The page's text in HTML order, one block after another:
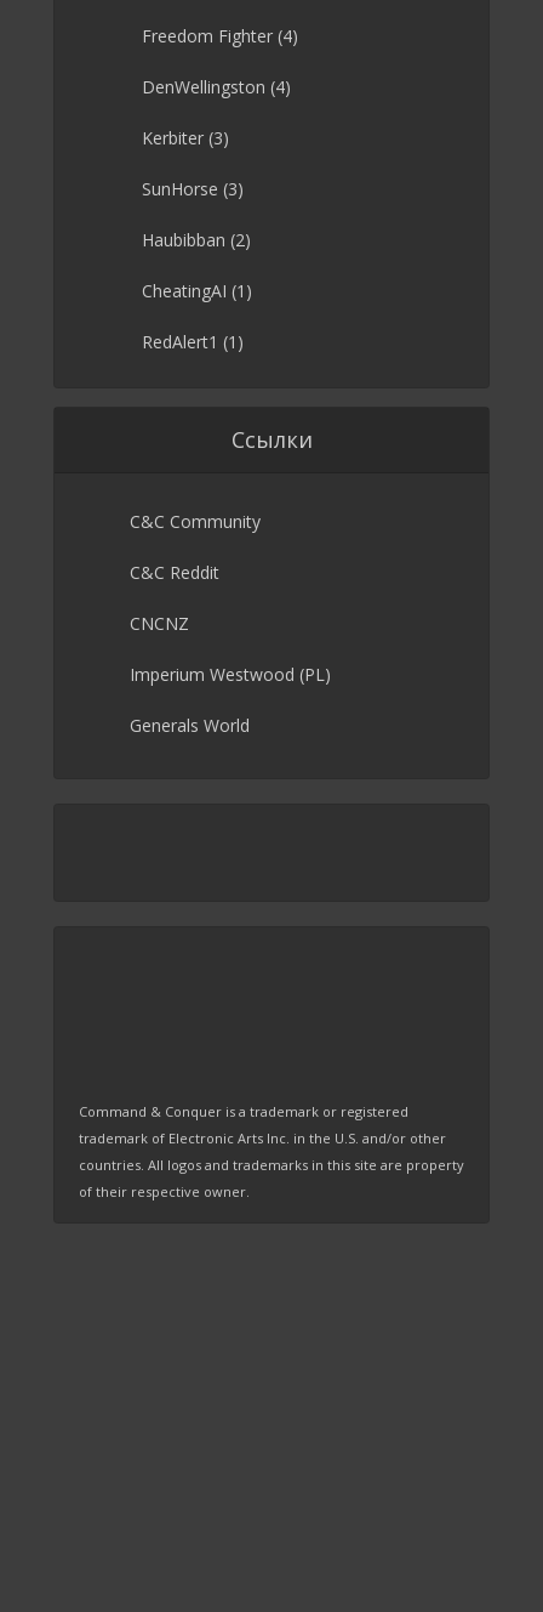
Freedom Fighter (4)
DenWellingston (4)
Kerbiter (3)
SunHorse (3)
Haubibban (2)
CheatingAI (1)
RedAlert1 (1)
Ссылки
C&C Community
C&C Reddit
CNCNZ
Imperium Westwood (PL)
Generals World
Command & Conquer is a trademark or registered
trademark of Electronic Arts Inc. in the U.S. and/or other
countries. All logos and trademarks in this site are property
of their respective owner.